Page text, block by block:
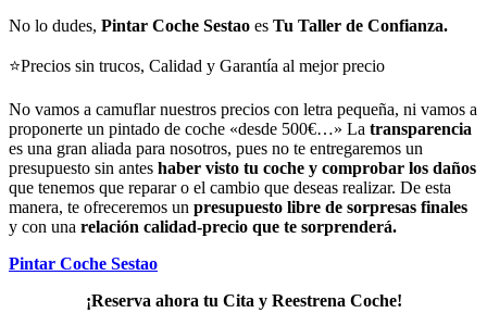
No lo dudes, Pintar Coche Sestao es Tu Taller de Confianza.
⭐Precios sin trucos, Calidad y Garantía al mejor precio
No vamos a camuflar nuestros precios con letra pequeña, ni vamos a
proponerte un pintado de coche «desde 500€…» La transparencia
es una gran aliada para nosotros, pues no te entregaremos un
presupuesto sin antes haber visto tu coche y comprobar los daños
que tenemos que reparar o el cambio que deseas realizar. De esta
manera, te ofreceremos un presupuesto libre de sorpresas finales
y con una relación calidad-precio que te sorprenderá.
Pintar Coche Sestao
¡Reserva ahora tu Cita y Reestrena Coche!